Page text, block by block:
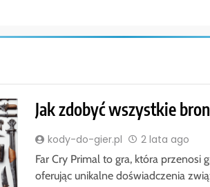
Jak zdobyć wszystkie
kody-do-gier.pl 2 lata ago
Far Cry Primal to gra, która przenosi
oferując unikalne doświadczenia